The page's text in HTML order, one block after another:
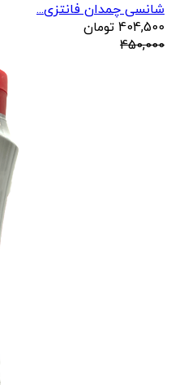
شانسی چمدان فانتزی...
404,500 تومان
450,000